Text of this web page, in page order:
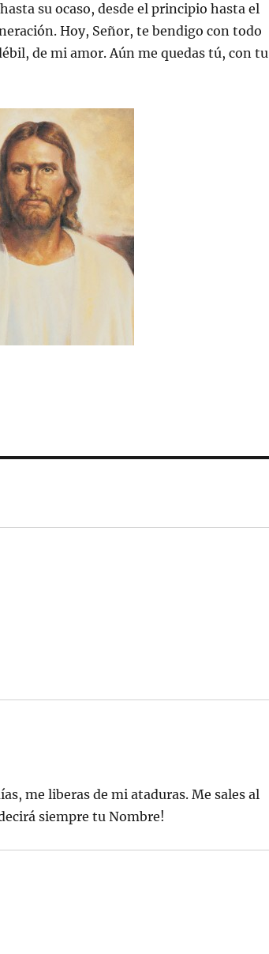
su ocaso, desde el principio hasta el
Hoy, Señor, te bendigo con todo
de mi amor. Aún me quedas tú, con tu
me liberas de mi ataduras. Me sales al
siempre tu Nombre!